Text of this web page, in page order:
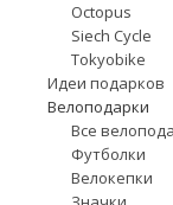
Octopus
Siech Cycle
Tokyobike
Идеи подарков
Велоподарки
Все
Футболки
Велокепки